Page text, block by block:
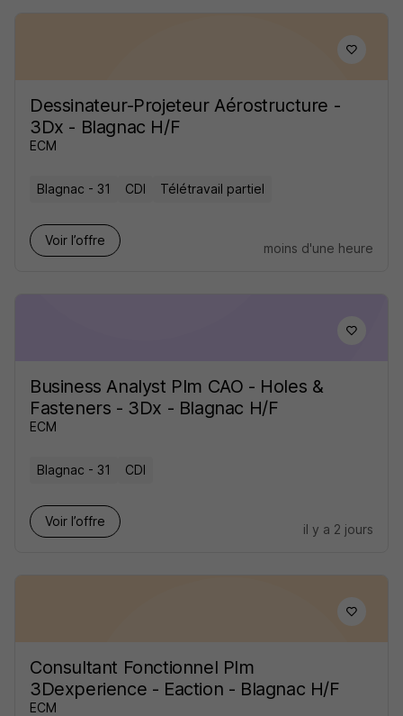
Dessinateur-Projeteur Aérostructure -
3Dx - Blagnac H/F
ECM
Blagnac - 31 CDI Télétravail partiel
Voir l’offre
moins d'une heure
Business Analyst Plm CAO - Holes &
Fasteners - 3Dx - Blagnac H/F
ECM
Blagnac - 31 CDI
Voir l’offre
il y a 2 jours
Consultant Fonctionnel Plm
3Dexperience - Eaction - Blagnac H/F
ECM